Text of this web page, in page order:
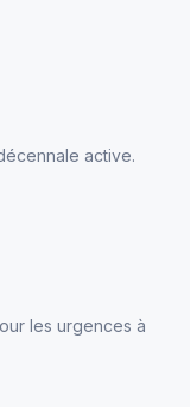
active.
les urgences à